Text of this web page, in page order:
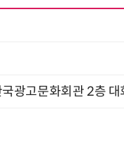
광고문화회관 2층